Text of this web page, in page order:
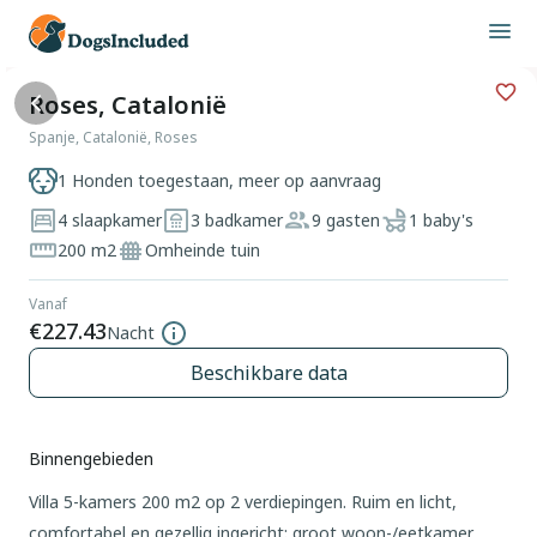
Roses, Catalonië
Spanje, Catalonië, Roses
1 Honden toegestaan, meer op aanvraag
4 slaapkamer
3 badkamer 9 gasten
1 baby's
200 m2
Omheinde tuin
Vanaf
€227.43Nacht
Beschikbare data
Binnengebieden
Villa 5-kamers 200 m2 op 2 verdiepingen. Ruim en licht,